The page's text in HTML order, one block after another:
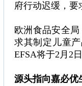
府行动迟缓，要
欧洲食品安全
求其制定儿童
EFSA将于2月2
源头指向嘉必优